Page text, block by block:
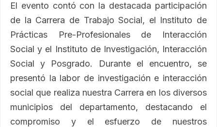
El evento contó con la destacada participación
de la Carrera de Trabajo Social, el Instituto de
Prácticas Pre-Profesionales de Interacción
Social y el Instituto de Investigación, Interacción
Social y Posgrado. Durante el encuentro, se
presentó la labor de investigación e interacción
social que realiza nuestra Carrera en los diversos
municipios del departamento, destacando el
compromiso y el esfuerzo de nuestros